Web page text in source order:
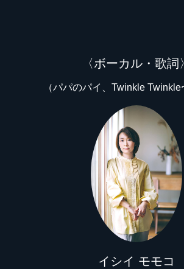
〈ボーカル・歌詞〉
（パパのパイ、Twinkle Twinkle
イシイ モモコ